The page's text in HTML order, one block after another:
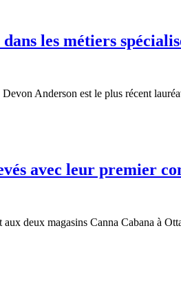
les métiers
Anderson est le plus récent
avec leur premier
deux magasins Canna Cabana à